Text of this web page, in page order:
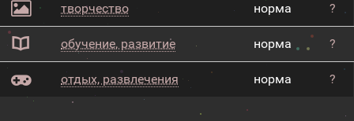
творчество норма ?
обучение, развитие норма ?
отдых, развлечения норма ?